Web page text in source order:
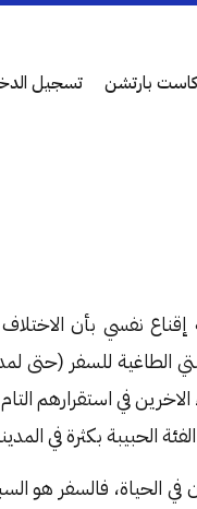
بارتشن تسجيل
نفسي بأن الاختلاف
الطاغية للسفر (حتى
في استقرارهم
بكثرة في
في الحياة، فالسفر هو